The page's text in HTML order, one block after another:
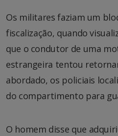
Os militares faziam um
fiscalização, quando
que o condutor de uma
estrangeira tentou
abordado, os policiais
do compartimento para
O homem disse que